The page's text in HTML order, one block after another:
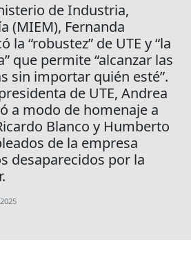
de Industria,
(MIEM), Fernanda
la “robustez” de UTE y “la
que permite “alcanzar las
sin importar quién esté”.
de UTE, Andrea
a modo de homenaje a
Blanco y Humberto
de la empresa
desaparecidos por la